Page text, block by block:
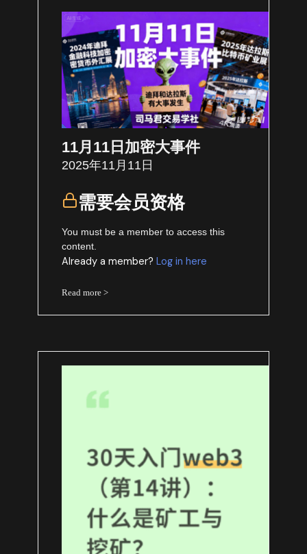
11月11日加密大事件
2025年11月11日
需要会员资格
You must be a member to access this
content.
Already a member?Log in here
Read more >